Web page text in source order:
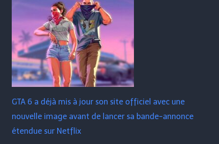
GTA 6 a déjà mis à jour son site officiel avec une
nouvelle image avant de lancer sa bande-annonce
étendue sur Netflix